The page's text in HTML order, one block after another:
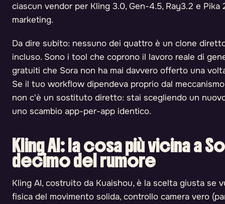
ciascun vendor per Kling 3.0, Gen-4.5, Ray3.2 e
marketing.
Da dire subito: nessuno dei quattro è un clone
incluso. Sono i tool che coprono il lavoro reale di
gratuiti che Sora non ha mai davvero offerto una
Se il tuo workflow dipendeva proprio dal
non c'è un sostituto diretto: stai scegliendo un
uno scambio app-per-app identico.
Kling AI: la cosa più vicina a
decimo del rumore
Kling AI, costruito da Kuaishou, è la scelta giusta se
fisica del movimento solida, controllo camera vero